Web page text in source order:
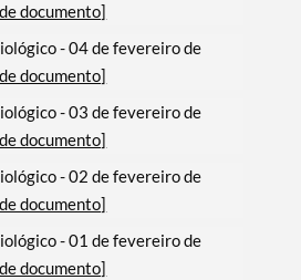
documento]
- 04 de fevereiro de
documento]
- 03 de fevereiro de
documento]
- 02 de fevereiro de
documento]
- 01 de fevereiro de
documento]